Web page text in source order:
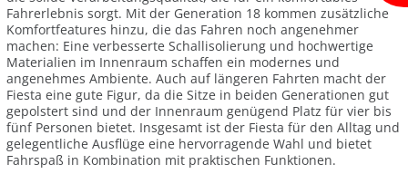
Fahrerlebnis sorgt. Mit der Generation 18 kommen zusätzliche
Komfortfeatures hinzu, die das Fahren noch angenehmer
machen: Eine verbesserte Schallisolierung und hochwertige
Materialien im Innenraum schaffen ein modernes und
angenehmes Ambiente. Auch auf längeren Fahrten macht der
Fiesta eine gute Figur, da die Sitze in beiden Generationen gut
gepolstert sind und der Innenraum genügend Platz für vier bis
fünf Personen bietet. Insgesamt ist der Fiesta für den Alltag und
gelegentliche Ausflüge eine hervorragende Wahl und bietet
Fahrspaß in Kombination mit praktischen Funktionen.